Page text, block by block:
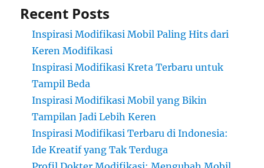
Recent Posts
Inspirasi Modifikasi Mobil Paling Hits dari
Keren Modifikasi
Inspirasi Modifikasi Kreta Terbaru untuk
Tampil Beda
Inspirasi Modifikasi Mobil yang Bikin
Tampilan Jadi Lebih Keren
Inspirasi Modifikasi Terbaru di Indonesia:
Ide Kreatif yang Tak Terduga